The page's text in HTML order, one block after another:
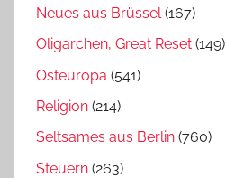
Neues aus Brüssel(167)
Oligarchen, Great Reset (149)
Osteuropa (541)
Religion (214)
Seltsames aus Berlin (760)
Steuern (263)